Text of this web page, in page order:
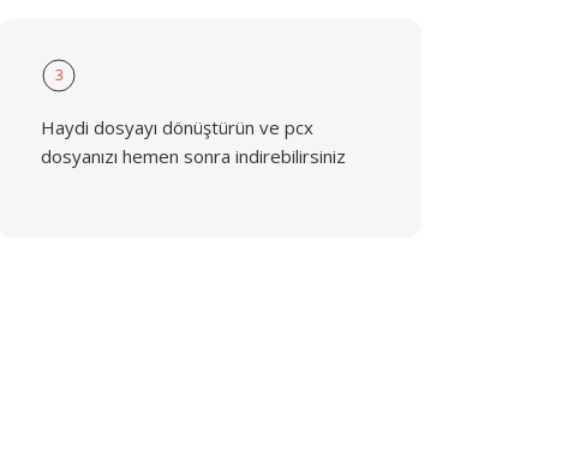
3
Haydi dosyayı dönüştürün ve pcx
dosyanızı hemen sonra indirebilirsiniz